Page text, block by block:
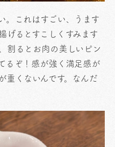
。これはすごい、うます
げるとすこしくすみます
割るとお肉の美しいピン
るぞ！感が強く満足感が
重くないんです。なんだ